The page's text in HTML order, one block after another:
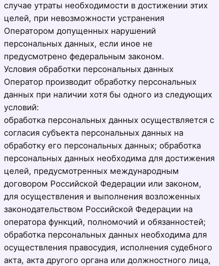
случае утраты необходимости в достижении этих
целей, при невозможности устранения
Оператором допущенных нарушений
персональных данных, если иное не
предусмотрено федеральным законом.
Условия обработки персональных данных
Оператор производит обработку персональных
данных при наличии хотя бы одного из следующих
условий:
обработка персональных данных осуществляется с
согласия субъекта персональных данных на
обработку его персональных данных; обработка
персональных данных необходима для достижения
целей, предусмотренных международным
договором Российской Федерации или законом,
для осуществления и выполнения возложенных
законодательством Российской Федерации на
оператора функций, полномочий и обязанностей;
обработка персональных данных необходима для
осуществления правосудия, исполнения судебного
акта, акта другого органа или должностного лица,